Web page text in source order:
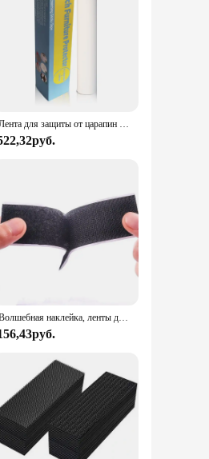
and fine motor skills.
they're for anyone who
are the perfect choice.
Лента для защиты от царапин для кошек, защитные пленки для мебели от кошек, прозрачная самоклеящаяся лента для дрессировки домашних животных, наклейка на мебель для дивана
Волшебная наклейка, ленты для царапин, самоклеящаяся сверхпрочная двусторонняя клейкая лента с наклейкой, мощная застежка-липучка